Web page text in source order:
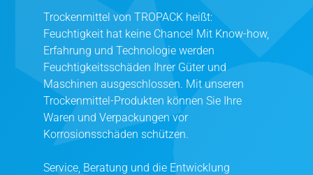
Trockenmittel von TROPACK heißt:
Feuchtigkeit hat keine Chance! Mit Know-how,
Erfahrung und Technologie werden
Feuchtigkeitsschäden Ihrer Güter und
Maschinen ausgeschlossen. Mit unseren
Trockenmittel-Produkten können Sie Ihre
Waren und Verpackungen vor
Korrosionsschäden schützen.
Service, Beratung und die Entwicklung